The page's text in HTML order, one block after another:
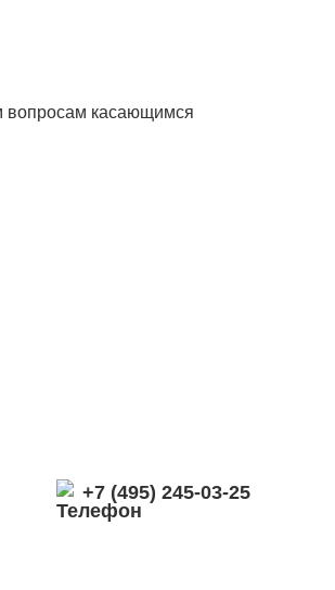
вопросам касающимся
+7 (495) 245-03-25